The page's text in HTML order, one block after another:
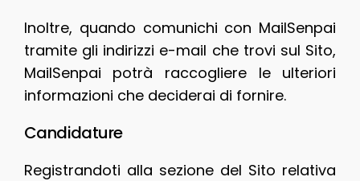
Inoltre, quando comunichi con MailSenpai
tramite gli indirizzi e-mail che trovi sul Sito,
MailSenpai potrà raccogliere le ulteriori
informazioni che deciderai di fornire.
Candidature
Registrandoti alla sezione del Sito relativa